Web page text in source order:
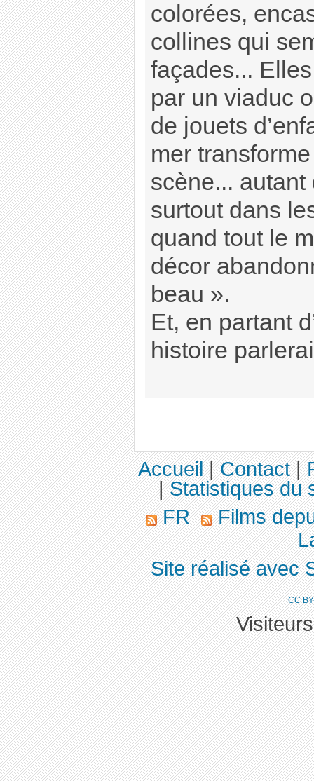
colorées,
collines qui
façades...
par un viaduc
de jouets
mer
scène...
surtout dans
quand tout le
décor
beau ».
Et, en partant
histoire
Accueil|Contact|
|Statistiques du
FR
Films
Site réalisé avec
CC